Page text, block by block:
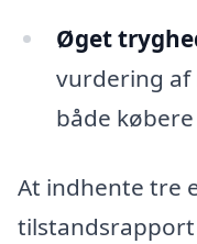
Øget
vurdering af
både
At indhente tre